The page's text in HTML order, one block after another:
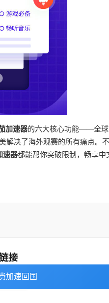
加速器的六大核心功能——全球
解决了海外观赛的所有痛点。
速器都能帮你突破限制，畅享中
加速回国
加速回国
接
速器